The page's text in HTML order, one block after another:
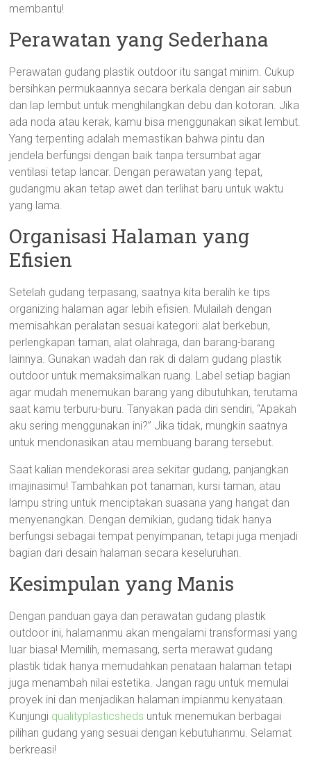
membantu!
Perawatan yang Sederhana
Perawatan gudang plastik outdoor itu sangat minim. Cukup
bersihkan permukaannya secara berkala dengan air sabun
dan lap lembut untuk menghilangkan debu dan kotoran. Jika
ada noda atau kerak, kamu bisa menggunakan sikat lembut.
Yang terpenting adalah memastikan bahwa pintu dan
jendela berfungsi dengan baik tanpa tersumbat agar
ventilasi tetap lancar. Dengan perawatan yang tepat,
gudangmu akan tetap awet dan terlihat baru untuk waktu
yang lama.
Organisasi Halaman yang
Efisien
Setelah gudang terpasang, saatnya kita beralih ke tips
organizing halaman agar lebih efisien. Mulailah dengan
memisahkan peralatan sesuai kategori: alat berkebun,
perlengkapan taman, alat olahraga, dan barang-barang
lainnya. Gunakan wadah dan rak di dalam gudang plastik
outdoor untuk memaksimalkan ruang. Label setiap bagian
agar mudah menemukan barang yang dibutuhkan, terutama
saat kamu terburu-buru. Tanyakan pada diri sendiri, “Apakah
aku sering menggunakan ini?” Jika tidak, mungkin saatnya
untuk mendonasikan atau membuang barang tersebut.
Saat kalian mendekorasi area sekitar gudang, panjangkan
imajinasimu! Tambahkan pot tanaman, kursi taman, atau
lampu string untuk menciptakan suasana yang hangat dan
menyenangkan. Dengan demikian, gudang tidak hanya
berfungsi sebagai tempat penyimpanan, tetapi juga menjadi
bagian dari desain halaman secara keseluruhan.
Kesimpulan yang Manis
Dengan panduan gaya dan perawatan gudang plastik
outdoor ini, halamanmu akan mengalami transformasi yang
luar biasa! Memilih, memasang, serta merawat gudang
plastik tidak hanya memudahkan penataan halaman tetapi
juga menambah nilai estetika. Jangan ragu untuk memulai
proyek ini dan menjadikan halaman impianmu kenyataan.
Kunjungi qualityplasticsheds untuk menemukan berbagai
pilihan gudang yang sesuai dengan kebutuhanmu. Selamat
berkreasi!